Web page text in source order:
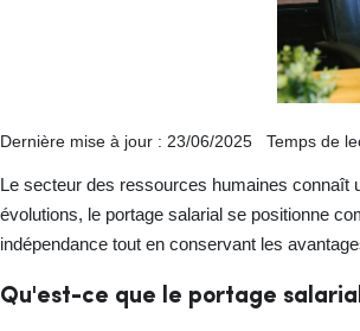
Dernière mise à jour : 23/06/2025 Temps de
Le secteur des ressources humaines connaît
évolutions, le portage salarial se positionne
indépendance tout en conservant les
Qu'est-ce que le portage